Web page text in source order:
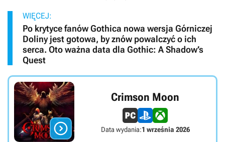
WIĘCEJ:
Po krytyce fanów Gothica nowa wersja Górniczej
Doliny jest gotowa, by znów powalczyć o ich
serca. Oto ważna data dla Gothic: A Shadow’s
Quest

Crimson Moon
Data wydania:1 września 2026